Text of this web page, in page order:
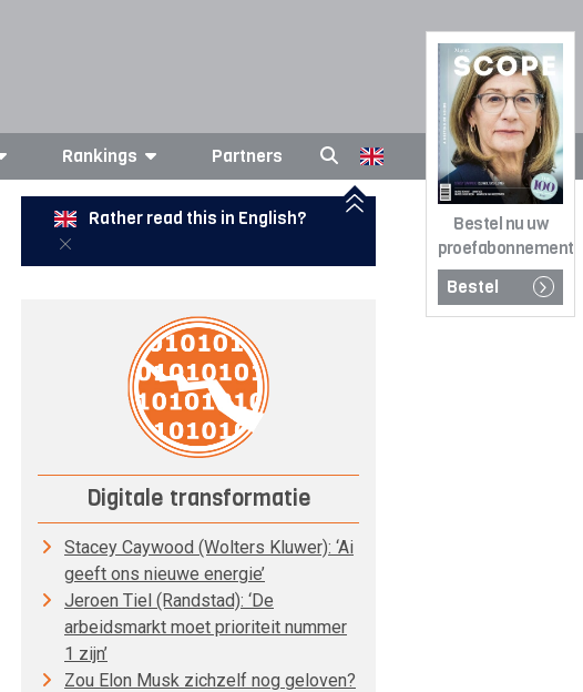
Bestel nu uw
proefabonnement
Bestel
Rankings Partners
Rather read this in English?
Digitale transformatie
Stacey Caywood (Wolters Kluwer): ‘Ai
geeft ons nieuwe energie’
Jeroen Tiel (Randstad): ‘De
arbeidsmarkt moet prioriteit nummer
1 zijn’
Zou Elon Musk zichzelf nog geloven?